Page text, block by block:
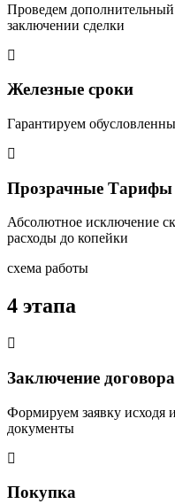
Проведем
заключении сделки
Железные сроки
Гарантируем
Прозрачные Тарифы
Абсолютное исключение
расходы до копейки
схема работы
4 этапа
Заключение договора
Формируем заявку исходя
документы
Покупка